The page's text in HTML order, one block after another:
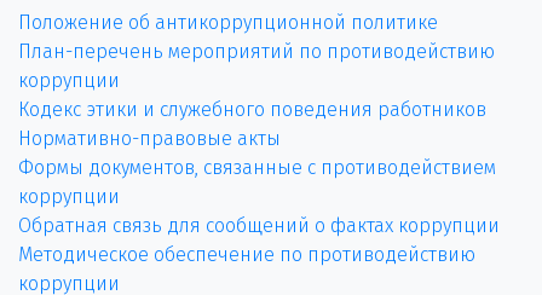
Положение об антикоррупционной политике
План-перечень мероприятий по противодействию
коррупции
Кодекс этики и служебного поведения работников
Нормативно-правовые акты
Формы документов, связанные с противодействием
коррупции
Обратная связь для сообщений о фактах коррупции
Методическое обеспечение по противодействию
коррупции